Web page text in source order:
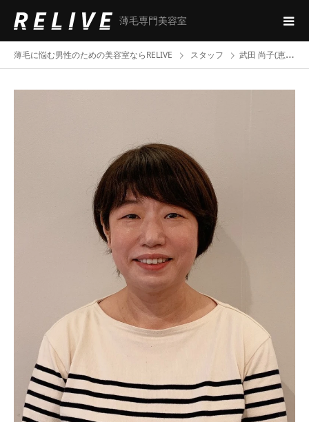
薄毛専門美容室
薄毛に悩む男性のための美容室ならRELIVE スタッフ 武田 尚子(恵比寿店)